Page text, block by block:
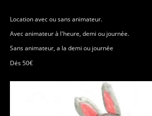
Location avec ou sans animateur.
Avec animateur à l'heure, demi ou journée.
Sans animateur, a la demi ou journée
Dés 50€